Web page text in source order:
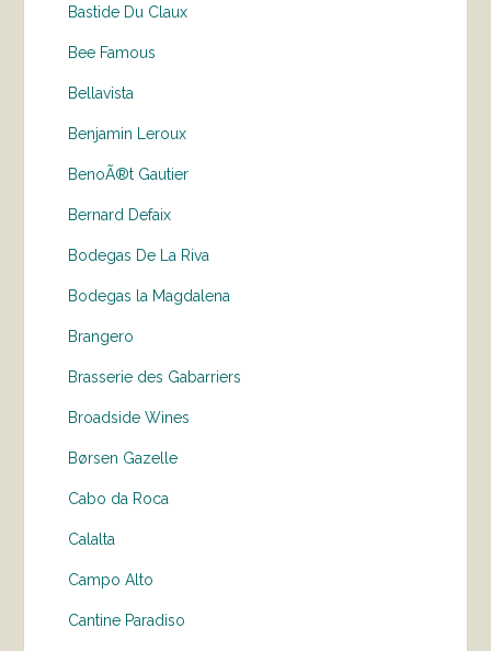
Bastide Du Claux
Bee Famous
Bellavista
Benjamin Leroux
BenoÃ®t Gautier
Bernard Defaix
Bodegas De La Riva
Bodegas la Magdalena
Brangero
Brasserie des Gabarriers
Broadside Wines
Børsen Gazelle
Cabo da Roca
Calalta
Campo Alto
Cantine Paradiso